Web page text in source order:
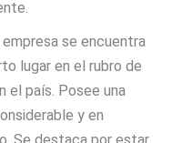
se encuentra
lugar en el rubro de
el país. Posee una
y en